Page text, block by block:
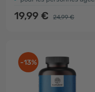
19,99 € 24,99 €
-13%